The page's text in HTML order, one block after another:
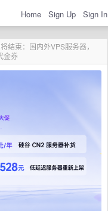
Home Sign Up Sign In
结束：国内外VPS服务器，
金券